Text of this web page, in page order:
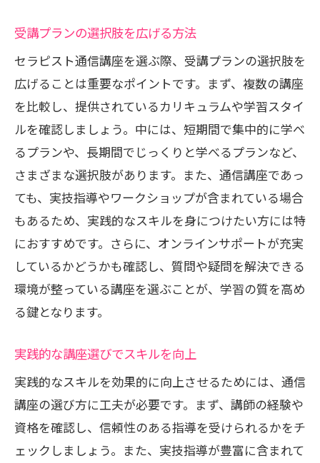
受講プランの選択肢を広げる方法
セラピスト通信講座を選ぶ際、受講プランの選択肢を
広げることは重要なポイントです。まず、複数の講座
を比較し、提供されているカリキュラムや学習スタイ
ルを確認しましょう。中には、短期間で集中的に学べ
るプランや、長期間でじっくりと学べるプランなど、
さまざまな選択肢があります。また、通信講座であっ
ても、実技指導やワークショップが含まれている場合
もあるため、実践的なスキルを身につけたい方には特
におすすめです。さらに、オンラインサポートが充実
しているかどうかも確認し、質問や疑問を解決できる
環境が整っている講座を選ぶことが、学習の質を高め
る鍵となります。
実践的な講座選びでスキルを向上
実践的なスキルを効果的に向上させるためには、通信
講座の選び方に工夫が必要です。まず、講師の経験や
資格を確認し、信頼性のある指導を受けられるかをチ
ェックしましょう。また、実技指導が豊富に含まれて